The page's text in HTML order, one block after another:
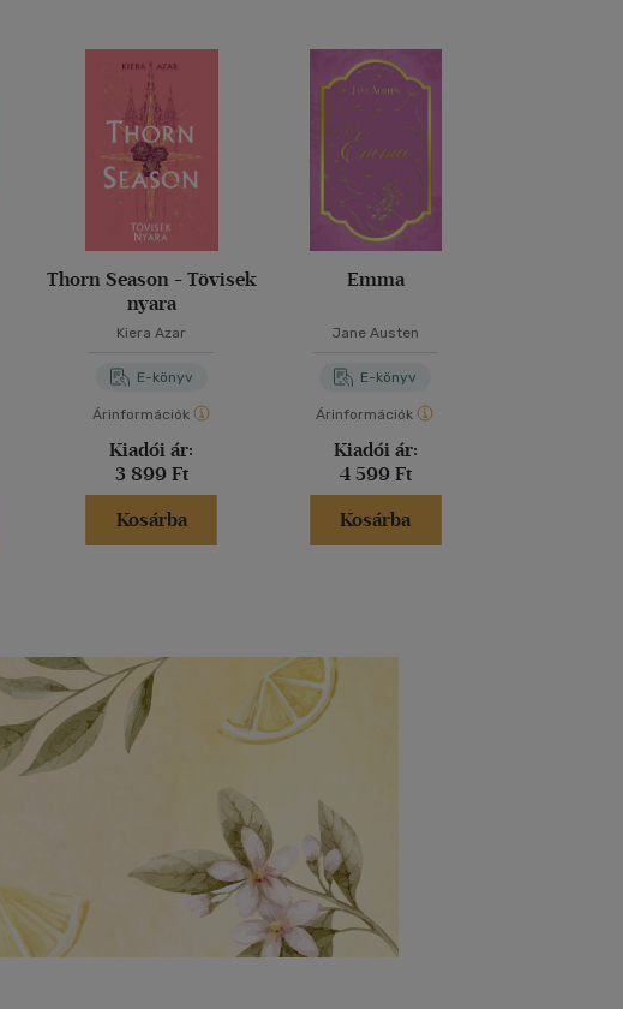
Thorn Season - Tövisek
nyara
Kiera Azar
E-könyv
Árinformációk
Kiadói ár:
3 899 Ft
Kosárba
Emma
Jane Austen
E-könyv
Árinformációk
Kiadói ár:
4 599 Ft
Kosárba